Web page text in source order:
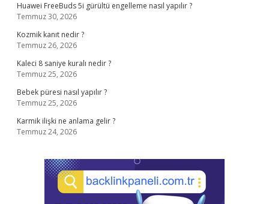
Huawei FreeBuds 5i gürültü engelleme nasıl yapılır ?
Temmuz 30, 2026
Kozmik kanıt nedir ?
Temmuz 26, 2026
Kaleci 8 saniye kuralı nedir ?
Temmuz 25, 2026
Bebek püresi nasıl yapılır ?
Temmuz 25, 2026
Karmik ilişki ne anlama gelir ?
Temmuz 24, 2026